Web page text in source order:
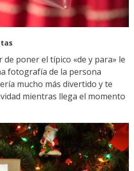
de poner el típico «de y para» le
fotografía de la persona
mucho más divertido y te
mientras llega el momento